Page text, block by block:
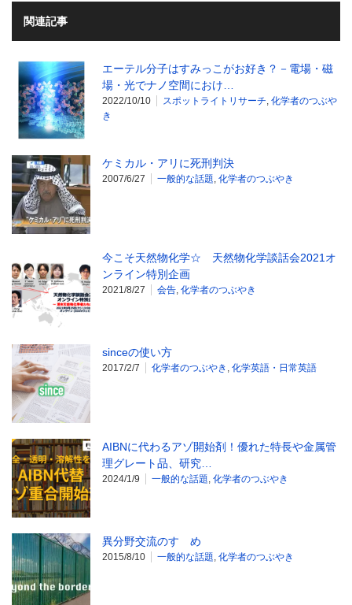
関連記事
エーテル分子はすみっこがお好き？－電場・磁
場・光でナノ空間におけ…
2022/10/10 スポットライトリサーチ, 化学者のつぶや
き
ケミカル・アリに死刑判決
2007/6/27 一般的な話題, 化学者のつぶやき
今こそ天然物化学☆ 天然物化学談話会2021オ
ンライン特別企画
2021/8/27 会告, 化学者のつぶやき
sinceの使い方
2017/2/7 化学者のつぶやき , 化学英語・日常英語
AIBNに代わるアゾ開始剤！優れた特長や金属管
理グレート品、研究…
2024/1/9 一般的な話題, 化学者のつぶやき
異分野交流のすゝめ
2015/8/10 一般的な話題, 化学者のつぶやき